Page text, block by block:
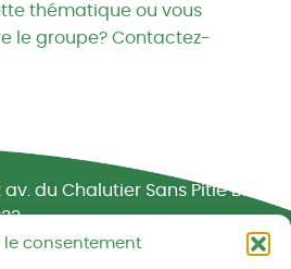
le consentement
thématique ou vous
le groupe? Contactez-
- Campagnes vivantes
av. du Chalutier Sans Pitié BP
PLERIN cedex